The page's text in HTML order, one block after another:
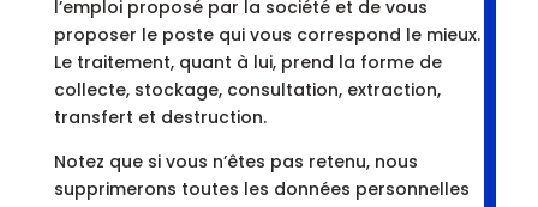
l’emploi proposé par la société et de vous
proposer le poste qui vous correspond le mieux.
Le traitement, quant à lui, prend la forme de
collecte, stockage, consultation, extraction,
transfert et destruction.
Notez que si vous n’êtes pas retenu, nous
supprimerons toutes les données personnelles